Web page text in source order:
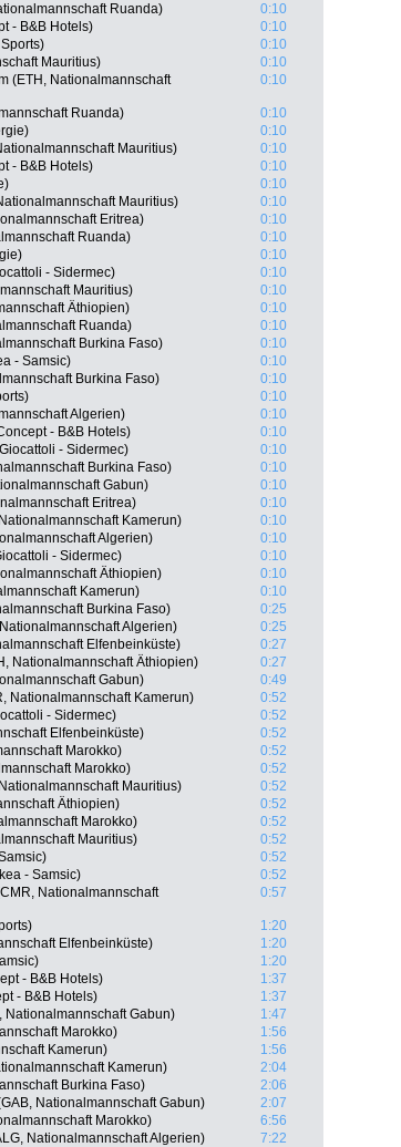
Ruanda)
0:10
- B&B Hotels)
0:10
0:10
Mauritius)
0:10
(ETH, Nationalmannschaft
0:10
Ruanda)
0:10
0:10
Mauritius)
0:10
- B&B Hotels)
0:10
0:10
Mauritius)
0:10
Eritrea)
0:10
Ruanda)
0:10
0:10
- Sidermec)
0:10
Mauritius)
0:10
Äthiopien)
0:10
Ruanda)
0:10
Burkina Faso)
0:10
- Samsic)
0:10
Burkina Faso)
0:10
0:10
Algerien)
0:10
- B&B Hotels)
0:10
- Sidermec)
0:10
Burkina Faso)
0:10
Gabun)
0:10
Eritrea)
0:10
Kamerun)
0:10
Algerien)
0:10
- Sidermec)
0:10
Äthiopien)
0:10
Kamerun)
0:10
Burkina Faso)
0:25
Algerien)
0:25
Elfenbeinküste)
0:27
Nationalmannschaft Äthiopien)
0:27
Gabun)
0:49
Nationalmannschaft Kamerun)
0:52
- Sidermec)
0:52
Elfenbeinküste)
0:52
Marokko)
0:52
Marokko)
0:52
Mauritius)
0:52
Äthiopien)
0:52
Marokko)
0:52
Mauritius)
0:52
0:52
- Samsic)
0:52
Nationalmannschaft
0:57
1:20
Elfenbeinküste)
1:20
1:20
- B&B Hotels)
1:37
- B&B Hotels)
1:37
Gabun)
1:47
Marokko)
1:56
Kamerun)
1:56
Kamerun)
2:04
Burkina Faso)
2:06
Nationalmannschaft Gabun)
2:07
Marokko)
6:56
Nationalmannschaft Algerien) 7:22